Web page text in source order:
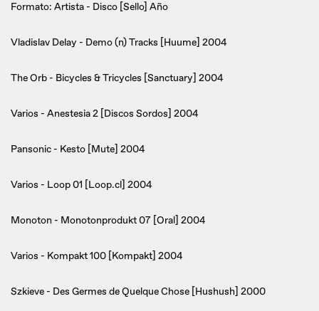
Formato: Artista - Disco [Sello] Año
Vladislav Delay - Demo (n) Tracks [Huume] 2004
The Orb - Bicycles & Tricycles [Sanctuary] 2004
Varios - Anestesia 2 [Discos Sordos] 2004
Pansonic - Kesto [Mute] 2004
Varios - Loop 01 [Loop.cl] 2004
Monoton - Monotonprodukt 07 [Oral] 2004
Varios - Kompakt 100 [Kompakt] 2004
Szkieve - Des Germes de Quelque Chose [Hushush] 2000